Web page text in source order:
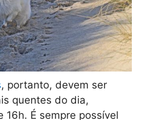
, portanto, devem ser
quentes do dia,
16h. É sempre possível